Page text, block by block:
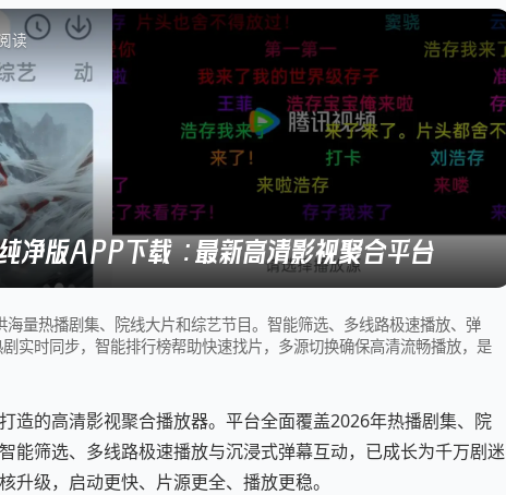
读
版APP下载 ：最新高清影视聚合平台
量热播剧集、院线大片和综艺节目。智能筛选、多线路极速播放、弹
实时同步，智能排行榜帮助快速找片，多源切换确保高清流畅播放，是
造的高清影视聚合播放器。平台全面覆盖2026年热播剧集、院
能筛选、多线路极速播放与沉浸式弹幕互动，已成长为千万剧迷
升级，启动更快、片源更全、播放更稳。